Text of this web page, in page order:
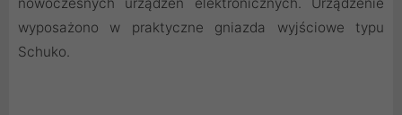
nowoczesnych urządzeń elektronicznych. Urządzenie
wyposażono w praktyczne gniazda wyjściowe typu
Schuko.